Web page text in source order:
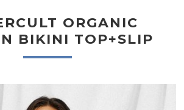
ORGANIC
BIKINI TOP+SLIP